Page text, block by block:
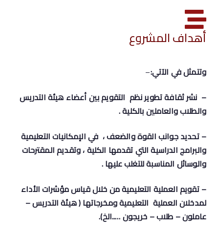
أهداف المشروع
وتتمثل في الآتي:–
– نشر ثقافة تطوير نظم التقويم بين أعضاء هيئة التدريس
والطلاب والعاملين بالكلية .
– تحديد جوانب القوة والضعف ، في الإمكانيات التعليمية
والبرامج الدراسية التي تقدمها الكلية ، وتقديم المقترحات
والوسائل المناسبة للتغلب عليها .
– تقويم العملية التعليمية من خلال قياس مؤشرات الأداء
لمدخلان العملية التعليمية ومخرجاتها ( هيئة التدريس –
عاملون – طلاب – خريجون …..الخ).